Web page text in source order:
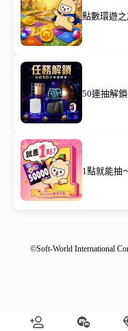
點數環遊
50連抽解
1點就能抽
©Soft-World International